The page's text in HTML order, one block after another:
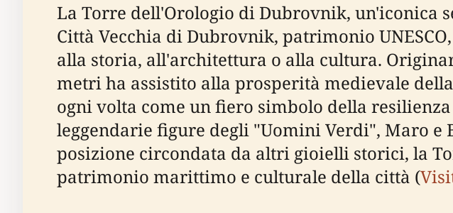
La Torre dell'Orologio di Dubrovnik, un'iconica
Città Vecchia di Dubrovnik, patrimonio
alla storia, all'architettura o alla cultura.
metri ha assistito alla prosperità medievale
ogni volta come un fiero simbolo della
leggendarie figure degli "Uomini Verdi", Maro e
posizione circondata da altri gioielli storici, la
patrimonio marittimo e culturale della città (